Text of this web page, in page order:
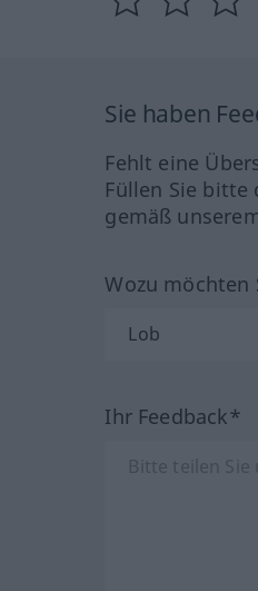
Sie haben
Fehlt eine
Füllen Sie bitte
gemäß
Wozu möchten
Ihr Feedback*